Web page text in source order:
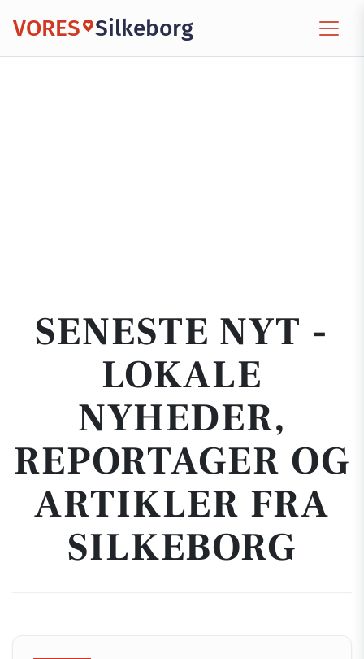
VORES Silkeborg
SENESTE NYT -
LOKALE
NYHEDER,
REPORTAGER OG
ARTIKLER FRA
SILKEBORG